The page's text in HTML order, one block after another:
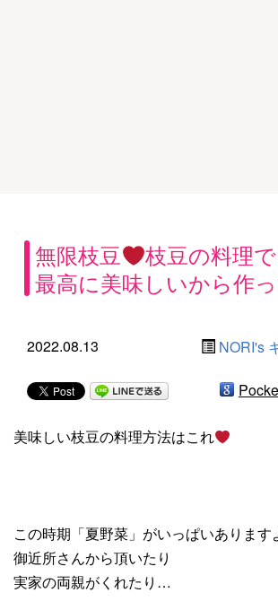
無限枝豆
枝豆の料理
最高に美味しいから作
2022.08.13 NORI's
美味しい枝豆の料理方法はこれ
この時期「夏野菜」がいっぱいあります
御近所さんから頂いたり
実家の両親がくれたり…